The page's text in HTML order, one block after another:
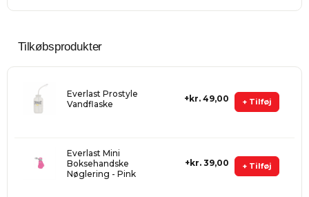
Tilkøbsprodukter
+ Tilføj
Everlast Prostyle
Vandflaske
kr. 49,00
+ Tilføj
Everlast Mini
Boksehandske
Nøglering - Pink
kr. 39,00